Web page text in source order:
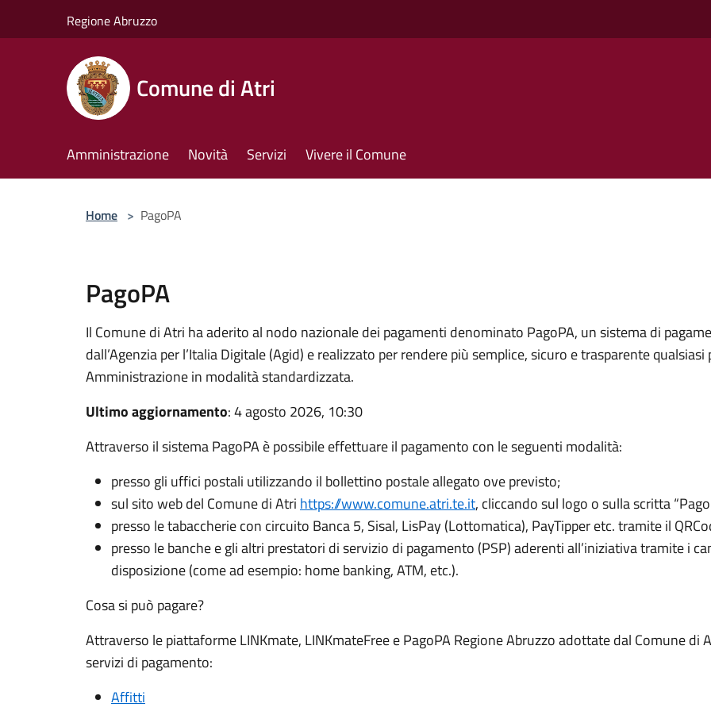
Regione Abruzzo
Comune di Atri
Amministrazione Novità Servizi Vivere il Comune
Home > PagoPA
PagoPA
Il Comune di Atri ha aderito al nodo nazionale dei pagamenti denominato PagoPA, un sistema di
dall’Agenzia per l’Italia Digitale (Agid) e realizzato per rendere più semplice, sicuro e trasparente
Amministrazione in modalità standardizzata.
Ultimo aggiornamento: 4 agosto 2026, 10:30
Attraverso il sistema PagoPA è possibile effettuare il pagamento con le seguenti modalità:
presso gli uffici postali utilizzando il bollettino postale allegato ove previsto;
sul sito web del Comune di Atri https://www.comune.atri.te.it, cliccando sul logo o sulla scritta
presso le tabaccherie con circuito Banca 5, Sisal, LisPay (Lottomatica), PayTipper etc. tramite il
presso le banche e gli altri prestatori di servizio di pagamento (PSP) aderenti all’iniziativa tramite i
disposizione (come ad esempio: home banking, ATM, etc.).
Cosa si può pagare?
Attraverso le piattaforme LINKmate, LINKmateFree e PagoPA Regione Abruzzo adottate dal Comune di
servizi di pagamento:
Affitti